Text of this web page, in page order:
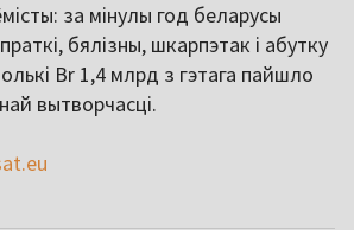
за мінулы год беларусы
бялізны, шкарпэтак і абутку
Br 1,4 млрд з гэтага пайшло
вытворчасці.